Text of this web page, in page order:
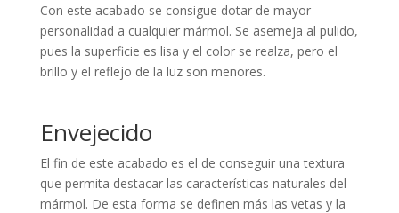
Con este acabado se consigue dotar de mayor
personalidad a cualquier mármol. Se asemeja al pulido,
pues la superficie es lisa y el color se realza, pero el
brillo y el reflejo de la luz son menores.
Envejecido
El fin de este acabado es el de conseguir una textura
que permita destacar las características naturales del
mármol. De esta forma se definen más las vetas y la